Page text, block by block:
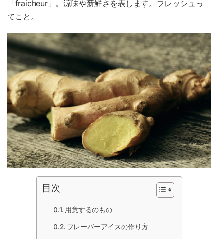
「fraicheur」。涼味や新鮮さを表します。フレッシュっ
てこと。
目次
用意するのもの
フレーバーアイスの作り方